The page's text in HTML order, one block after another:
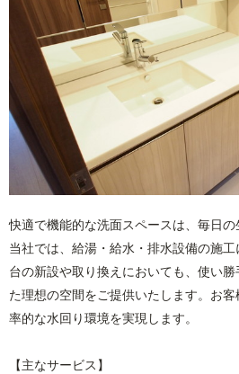
快適で機能的な洗面スペースは、毎日の
当社では、給湯・給水・排水設備の施
台の新設や取り換えにおいても、使い
た理想の空間をご提供いたします。お
率的な水回り環境を実現します。
【主なサービス】